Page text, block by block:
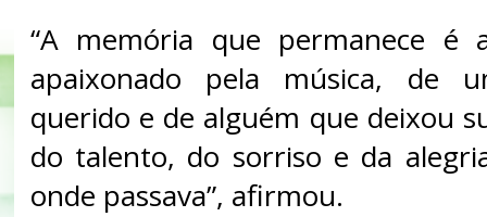
“A memória que permanece
apaixonado pela música, de
querido e de alguém que deixou
do talento, do sorriso e da
onde passava”, afirmou.